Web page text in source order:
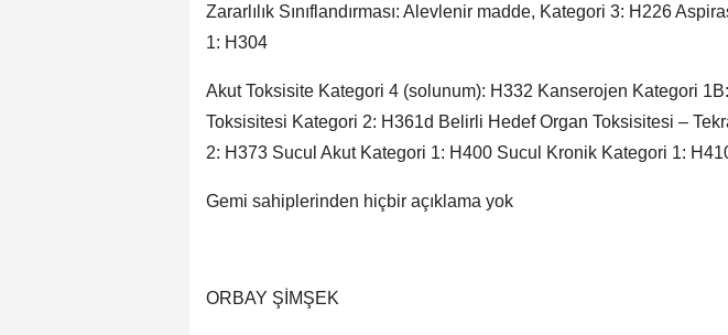
Zararlılık Sınıflandırması: Alevlenir madde, Kategori 3: H226
1: H304
Akut Toksisite Kategori 4 (solunum): H332 Kanserojen Kategori
Toksisitesi Kategori 2: H361d Belirli Hedef Organ Toksisitesi –
2: H373 Sucul Akut Kategori 1: H400 Sucul Kronik Kategori 1:
Gemi sahiplerinden hiçbir açıklama yok
ORBAY ŞİMŞEK